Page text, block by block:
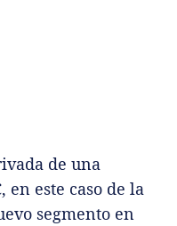
de una
en este caso de la
segmento en